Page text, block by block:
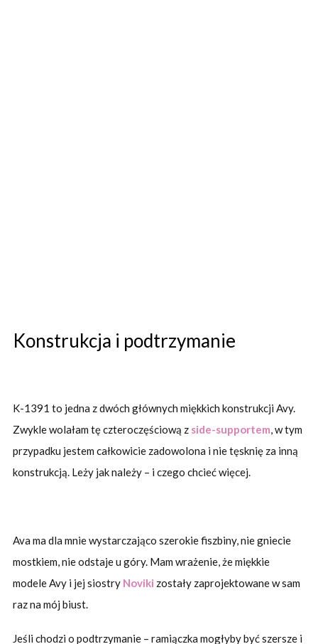
Konstrukcja i podtrzymanie
K-1391 to jedna z dwóch głównych miękkich konstrukcji Avy.
Zwykle wolałam tę czteroczęściową z side-supportem, w tym
przypadku jestem całkowicie zadowolona i nie tęsknię za inną
konstrukcją. Leży jak należy – i czego chcieć więcej.
Ava ma dla mnie wystarczająco szerokie fiszbiny, nie gniecie
mostkiem, nie odstaje u góry. Mam wrażenie, że miękkie
modele Avy i jej siostry Noviki zostały zaprojektowane w sam
raz na mój biust.
Jeśli chodzi o podtrzymanie – ramiączka mogłyby być szersze i